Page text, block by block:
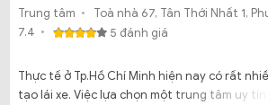
Trung tâm
7.4
5 đánh giá
Thực tế ở Tp.Hồ Chí Minh hiện nay có rất
tạo lái xe. Việc lựa chọn một trung tâm uy